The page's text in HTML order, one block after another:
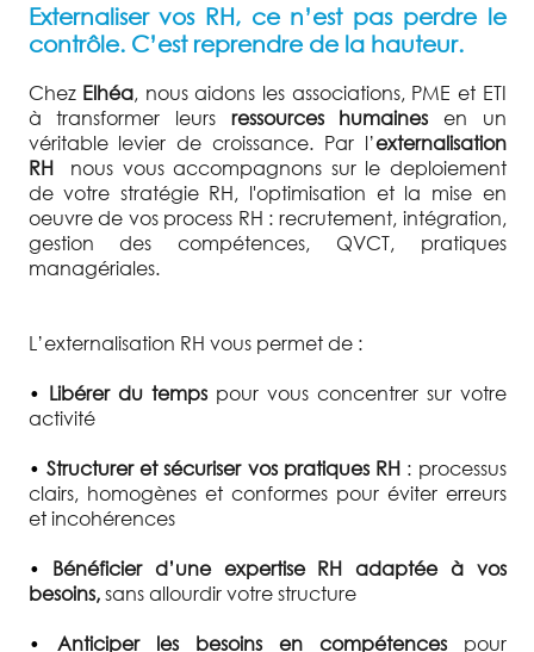
Externaliser vos RH, ce n’est pas perdre le
contrôle. C’est reprendre de la hauteur.
Chez Elhéa, nous aidons les associations, PME et ETI
à transformer leurs ressources humaines en un
véritable levier de croissance. Par l’externalisation
RHnous vous accompagnons sur le deploiement
de votre stratégie RH, l'optimisation et la mise en
oeuvre de vos process RH : recrutement, intégration,
gestion des compétences, QVCT, pratiques
managériales.
L’externalisation RH vous permet de :
• Libérer du tempspour vous concentrer sur votre
activité
• Structurer et sécuriser vos pratiques RH : processus
clairs, homogènes et conformes pour éviter erreurs
et incohérences
•
Bénéficier d’une expertise RH adaptée à vos
besoins,sans allourdir votre structure
•
Anticiper les besoins en compétencespour